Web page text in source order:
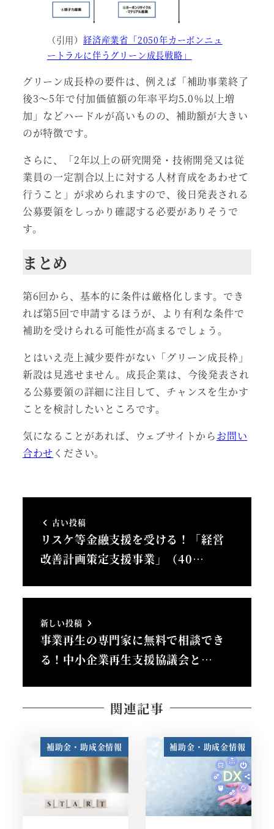
（引用） 経済産業省「2050年カーボンニュ
ートラルに伴うグリーン成長戦略」
グリーン成長枠の要件は、例えば「補助事業終了
後3～5年で付加価値額の年率平均5.0％以上増
加」などハードルが高いものの、補助額が大きい
のが特徴です。
さらに、「2年以上の研究開発・技術開発又は従
業員の一定割合以上に対する人材育成をあわせて
行うこと」が求められますので、後日発表される
公募要領をしっかり確認する必要がありそうで
す。
まとめ
第6回から、基本的に条件は厳格化します。でき
れば第5回で申請するほうが、より有利な条件で
補助を受けられる可能性が高まるでしょう。
とはいえ売上減少要件がない「グリーン成長枠」
新設は見逃せません。成長企業は、今後発表され
る公募要領の詳細に注目して、チャンスを生かす
ことを検討したいところです。
気になることがあれば、ウェブサイトからお問い
合わせ ください。
古い投稿
リスケ等金融支援を受ける！「経営
改善計画策定支援事業」（40…
新しい投稿
事業再生の専門家に無料で相談でき
る！中小企業再生支援協議会と…
関連記事
補助金・助成金情報 補助金・助成金情報